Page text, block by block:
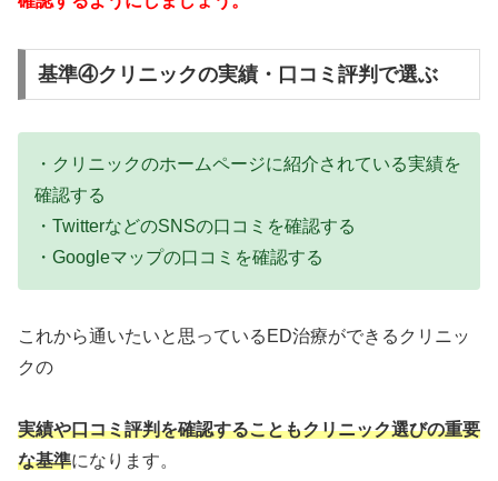
基準④クリニックの実績・口コミ評判で選ぶ
・クリニックのホームページに紹介されている実績を
確認する
・TwitterなどのSNSの口コミを確認する
・Googleマップの口コミを確認する
これから通いたいと思っているED治療ができるクリニッ
クの
実績や口コミ評判を確認することもクリニック選びの重要
な基準になります。